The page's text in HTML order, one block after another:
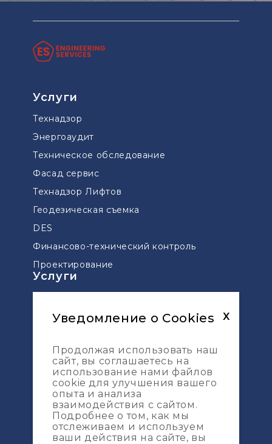
Услуги
Технадзор
Энергоаудит
Техническое обследование
Фасад сервис
Технадзор Лифтов
Геодезическая съемка
DES
Финансово-технический контроль
Проектирование
Услуги
Управление проектами
Геодезическая разбивка
Топографическая съемка
Карта сайта
Услуги
Портфолио
О компании
Уведомление о Cookies
Продолжая использовать наш
сайт, вы соглашаетесь на
использование нами файлов
cookie для улучшения вашего
опыта и анализа
взаимодействия с сайтом.
Подробнее о том, как мы
отслеживаем и используем
ваши действия на сайте, вы
X